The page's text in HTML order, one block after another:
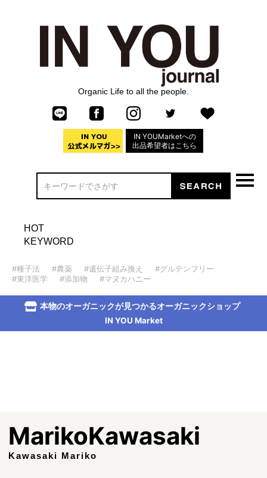
Organic Life to all the people.
IN YOUMarketへの
出品希望者はこちら
HOT
KEYWORD
#種子法 #農薬 #遺伝子組み換え
#グルテンフリー
#東洋医学
#添加物 #マヌカハニー
本物のオーガニックが見つかるオーガニックショップ
IN YOU Market
MarikoKawasaki
Kawasaki Mariko